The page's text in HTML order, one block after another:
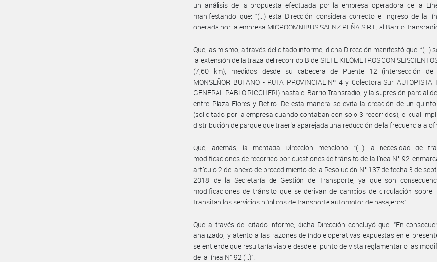
un análisis de la propuesta efectuada por la empresa operadora de la
manifestando que: “(...) esta Dirección considera correcto el ingreso de la
operada por la empresa MICROOMNIBUS SAENZ PEÑA S.R.L, al Barrio
Que, asimismo, a través del citado informe, dicha Dirección manifestó que: “(...)
la extensión de la traza del recorrido B de SIETE KILÓMETROS CON
(7,60 km), medidos desde su cabecera de Puente 12 (intersección de
MONSEÑOR BUFANO - RUTA PROVINCIAL Nº 4 y Colectora Sur AUTOPISTA
GENERAL PABLO RICCHERI) hasta el Barrio Transradio, y la supresión parcial
entre Plaza Flores y Retiro. De esta manera se evita la creación de un
(solicitado por la empresa cuando contaban con solo 3 recorridos), el cual
distribución de parque que traería aparejada una reducción de la frecuencia a
Que, además, la mentada Dirección mencionó: “(...) la necesidad de
modificaciones de recorrido por cuestiones de tránsito de la línea N° 92,
artículo 2 del anexo de procedimiento de la Resolución N° 137 de fecha 3 de
2018 de la Secretaría de Gestión de Transporte, ya que son
modificaciones de tránsito que se derivan de cambios de circulación sobre
transitan los servicios públicos de transporte automotor de pasajeros”.
Que a través del citado informe, dicha Dirección concluyó que: “En
analizado, y atento a las razones de índole operativas expuestas en el
se entiende que resultaría viable desde el punto de vista reglamentario las
de la línea N° 92 (...)”.